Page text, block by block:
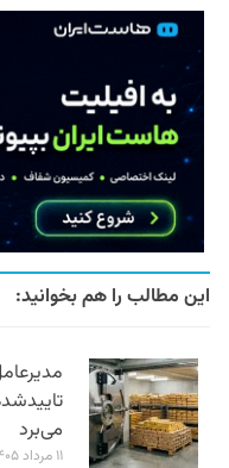
این مطالب را هم بخوانید:
می‌برد
۱۱ مرداد ۱۴۰۵